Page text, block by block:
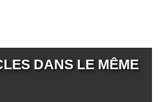
DANS LE MÊME